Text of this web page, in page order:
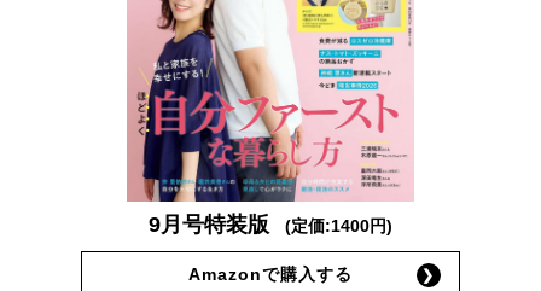
9月号特装版 (定価:1400円)
Amazonで購入する